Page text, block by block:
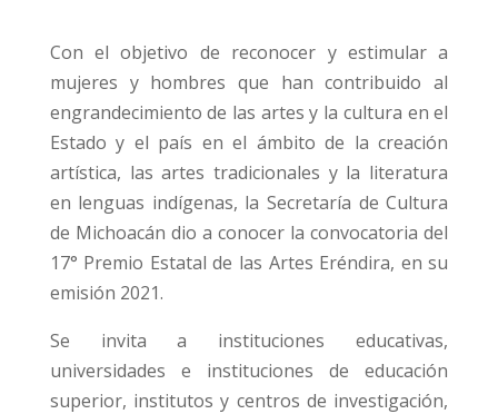
Con el objetivo de reconocer y estimular a
mujeres y hombres que han contribuido al
engrandecimiento de las artes y la cultura en el
Estado y el país en el ámbito de la creación
artística, las artes tradicionales y la literatura
en lenguas indígenas, la Secretaría de Cultura
de Michoacán dio a conocer la convocatoria del
17° Premio Estatal de las Artes Eréndira, en su
emisión 2021.
Se invita a instituciones educativas,
universidades e instituciones de educación
superior, institutos y centros de investigación,